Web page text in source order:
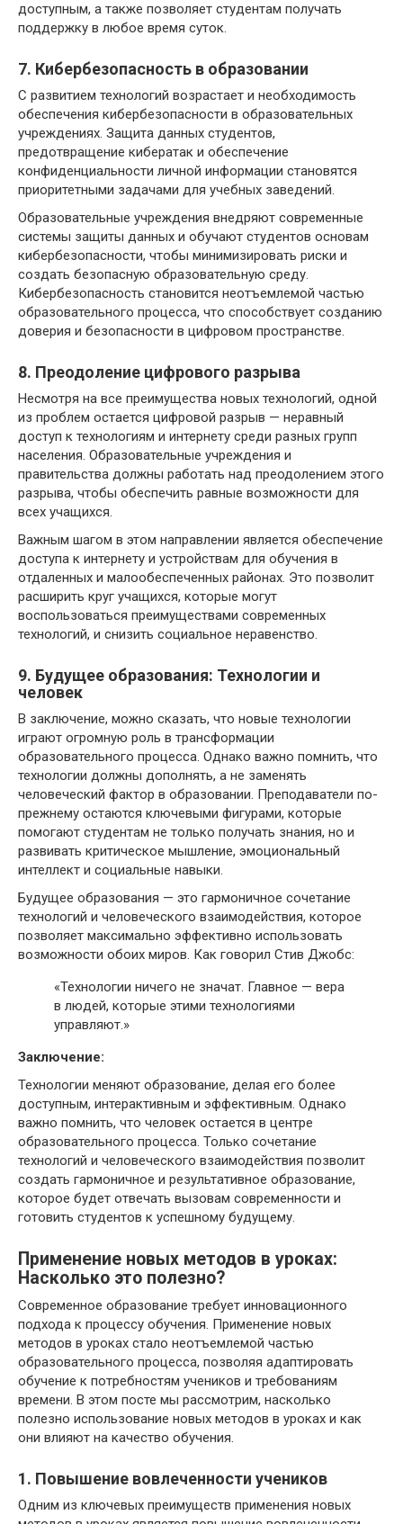
доступным, а также позволяет студентам получать
поддержку в любое время суток.
7. Кибербезопасность в образовании
С развитием технологий возрастает и необходимость
обеспечения кибербезопасности в образовательных
учреждениях. Защита данных студентов,
предотвращение кибератак и обеспечение
конфиденциальности личной информации становятся
приоритетными задачами для учебных заведений.
Образовательные учреждения внедряют современные
системы защиты данных и обучают студентов основам
кибербезопасности, чтобы минимизировать риски и
создать безопасную образовательную среду.
Кибербезопасность становится неотъемлемой частью
образовательного процесса, что способствует созданию
доверия и безопасности в цифровом пространстве.
8. Преодоление цифрового разрыва
Несмотря на все преимущества новых технологий, одной
из проблем остается цифровой разрыв — неравный
доступ к технологиям и интернету среди разных групп
населения. Образовательные учреждения и
правительства должны работать над преодолением этого
разрыва, чтобы обеспечить равные возможности для
всех учащихся.
Важным шагом в этом направлении является обеспечение
доступа к интернету и устройствам для обучения в
отдаленных и малообеспеченных районах. Это позволит
расширить круг учащихся, которые могут
воспользоваться преимуществами современных
технологий, и снизить социальное неравенство.
9. Будущее образования: Технологии и
человек
В заключение, можно сказать, что новые технологии
играют огромную роль в трансформации
образовательного процесса. Однако важно помнить, что
технологии должны дополнять, а не заменять
человеческий фактор в образовании. Преподаватели по-
прежнему остаются ключевыми фигурами, которые
помогают студентам не только получать знания, но и
развивать критическое мышление, эмоциональный
интеллект и социальные навыки.
Будущее образования — это гармоничное сочетание
технологий и человеческого взаимодействия, которое
позволяет максимально эффективно использовать
возможности обоих миров. Как говорил Стив Джобс:
«Технологии ничего не значат. Главное — вера
в людей, которые этими технологиями
управляют.»
Заключение:
Технологии меняют образование, делая его более
доступным, интерактивным и эффективным. Однако
важно помнить, что человек остается в центре
образовательного процесса. Только сочетание
технологий и человеческого взаимодействия позволит
создать гармоничное и результативное образование,
которое будет отвечать вызовам современности и
готовить студентов к успешному будущему.
Применение новых методов в уроках:
Насколько это полезно?
Современное образование требует инновационного
подхода к процессу обучения. Применение новых
методов в уроках стало неотъемлемой частью
образовательного процесса, позволяя адаптировать
обучение к потребностям учеников и требованиям
времени. В этом посте мы рассмотрим, насколько
полезно использование новых методов в уроках и как
они влияют на качество обучения.
1. Повышение вовлеченности учеников
Одним из ключевых преимуществ применения новых